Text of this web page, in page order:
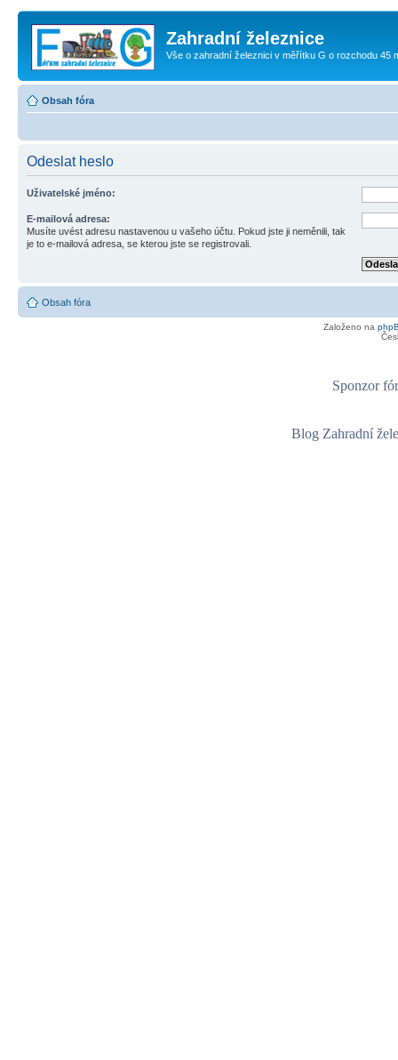
Zahradní železnice
Vše o zahradní železnici v měřítku G o rozchodu 45
Obsah fóra
Odeslat heslo
Uživatelské jméno:
E-mailová adresa:
Musíte uvést adresu nastavenou u vašeho účtu. Pokud jste ji neměnili, tak
je to e-mailová adresa, se kterou jste se registrovali.
Obsah fóra
Založeno na
Sponzor
Blog Zahradní